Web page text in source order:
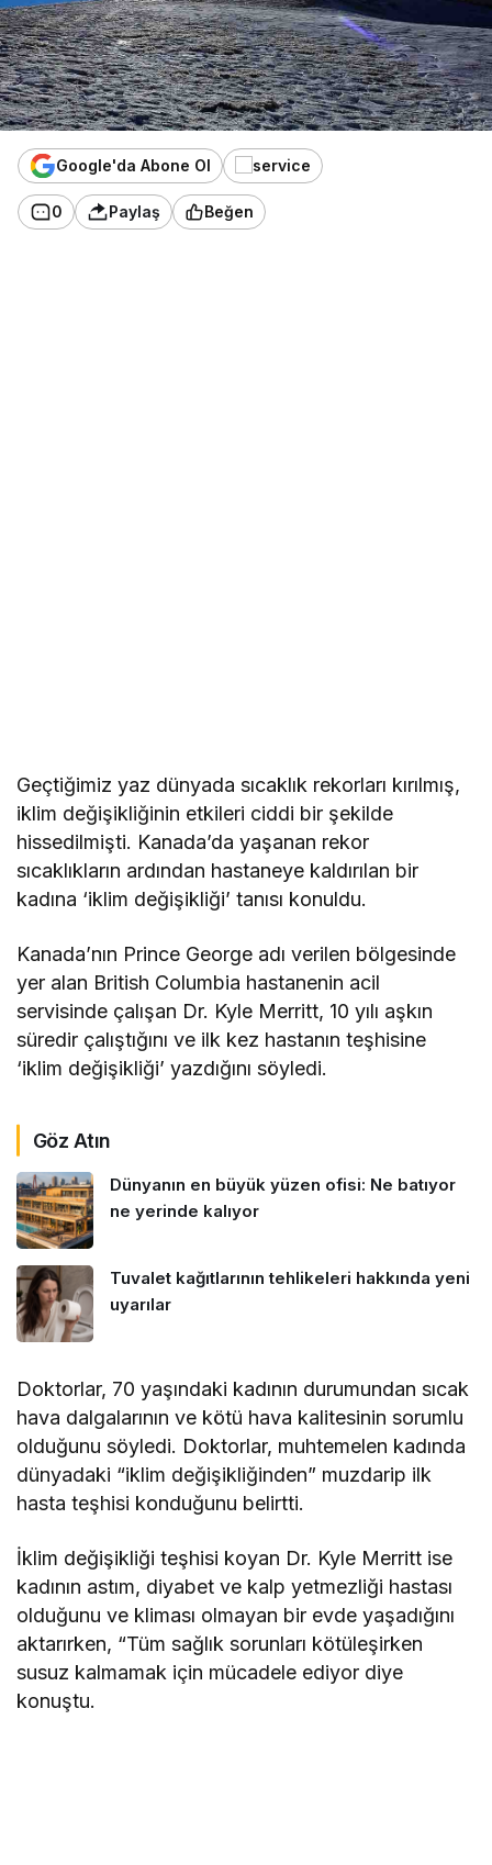
Google'da Abone Ol
0 Paylaş Beğen
Geçtiğimiz yaz dünyada sıcaklık rekorları kırılmış,
iklim değişikliğinin etkileri ciddi bir şekilde
hissedilmişti. Kanada’da yaşanan rekor
sıcaklıkların ardından hastaneye kaldırılan bir
kadına ‘iklim değişikliği’ tanısı konuldu.
Kanada’nın Prince George adı verilen bölgesinde
yer alan British Columbia hastanenin acil
servisinde çalışan Dr. Kyle Merritt, 10 yılı aşkın
süredir çalıştığını ve ilk kez hastanın teşhisine
‘iklim değişikliği’ yazdığını söyledi.
Göz Atın
Dünyanın en büyük yüzen ofisi: Ne batıyor
ne yerinde kalıyor
Tuvalet kağıtlarının tehlikeleri hakkında yeni
uyarılar
Doktorlar, 70 yaşındaki kadının durumundan sıcak
hava dalgalarının ve kötü hava kalitesinin sorumlu
olduğunu söyledi. Doktorlar, muhtemelen kadında
dünyadaki “iklim değişikliğinden” muzdarip ilk
hasta teşhisi konduğunu belirtti.
İklim değişikliği teşhisi koyan Dr. Kyle Merritt ise
kadının astım, diyabet ve kalp yetmezliği hastası
olduğunu ve kliması olmayan bir evde yaşadığını
aktarırken, “Tüm sağlık sorunları kötüleşirken
susuz kalmamak için mücadele ediyor diye
konuştu.